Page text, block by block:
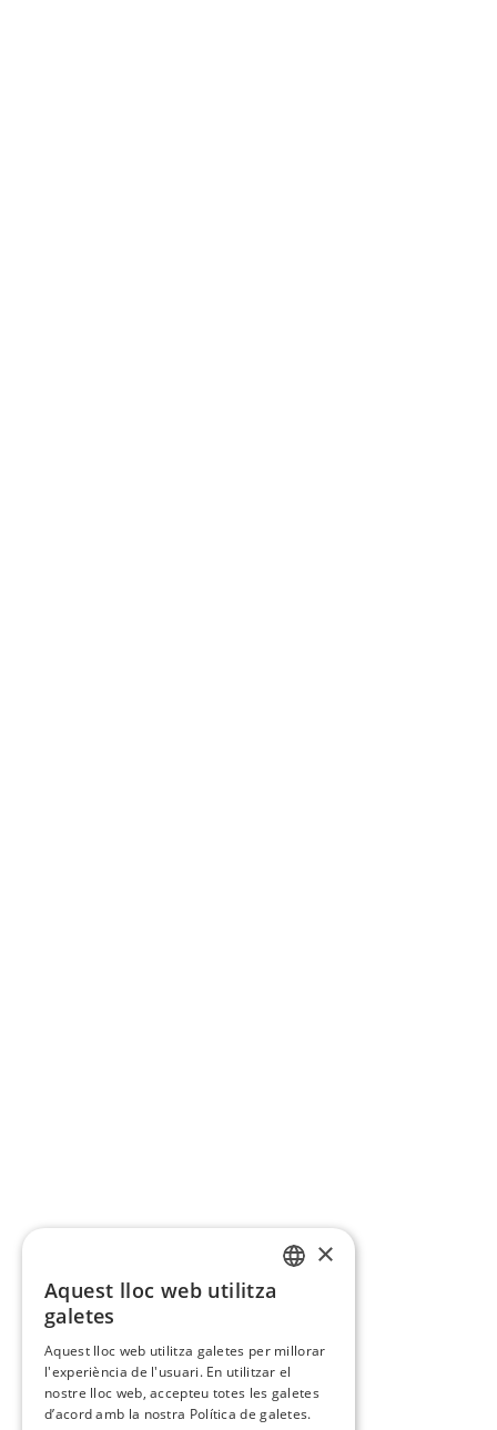
×
Aquest lloc web utilitza
galetes
Aquest lloc web utilitza galetes per millorar
l'experiència de l'usuari. En utilitzar el
nostre lloc web, accepteu totes les galetes
d’acord amb la nostra Política de galetes.